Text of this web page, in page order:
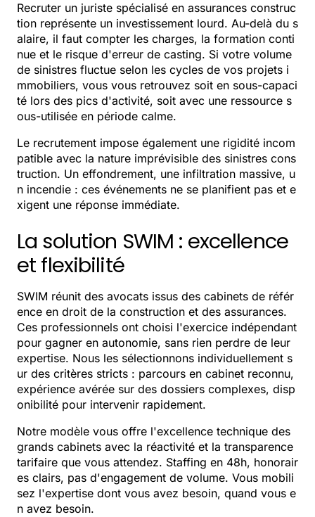
Recruter un juriste spécialisé en assurances construc
tion représente un investissement lourd. Au-delà du s
alaire, il faut compter les charges, la formation conti
nue et le risque d'erreur de casting. Si votre volume
de sinistres fluctue selon les cycles de vos projets i
mmobiliers, vous vous retrouvez soit en sous-capaci
té lors des pics d'activité, soit avec une ressource s
ous-utilisée en période calme.
Le recrutement impose également une rigidité incom
patible avec la nature imprévisible des sinistres cons
truction. Un effondrement, une infiltration massive, u
n incendie : ces événements ne se planifient pas et e
xigent une réponse immédiate.
La solution SWIM : excellence
et flexibilité
SWIM réunit des avocats issus des cabinets de référ
ence en droit de la construction et des assurances.
Ces professionnels ont choisi l'exercice indépendant
pour gagner en autonomie, sans rien perdre de leur
expertise. Nous les sélectionnons individuellement s
ur des critères stricts : parcours en cabinet reconnu,
expérience avérée sur des dossiers complexes, disp
onibilité pour intervenir rapidement.
Notre modèle vous offre l'excellence technique des
grands cabinets avec la réactivité et la transparence
tarifaire que vous attendez. Staffing en 48h, honorair
es clairs, pas d'engagement de volume. Vous mobili
sez l'expertise dont vous avez besoin, quand vous e
n avez besoin.